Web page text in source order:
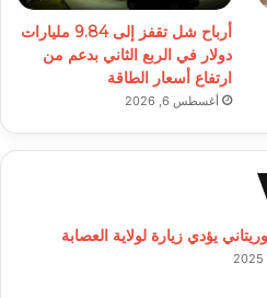
أرباح شل تقفز إلى 9.84 مليارات
دولار في الربع الثاني بدعم من
ارتفاع أسعار الطاقة
أغسطس 6, 2026
يؤدي زيارة لولاية العصابة